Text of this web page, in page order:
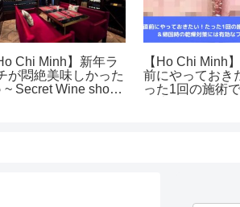
Chi Minh】新年ラ
が悶絶美味しかった
~ Secret Wine shop
【Ho Chi Minh
前にやっておき
った1回の施術